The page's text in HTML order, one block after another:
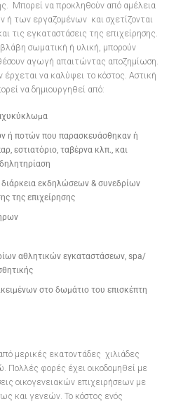
Μπορεί να προκληθούν από αμέλεια
ή των εργαζομένων και σχετίζονται
τις εγκαταστάσεις της επιχείρησης.
σωματική ή υλική, μπορούν
αγωγή απαιτώντας αποζημίωση.
έρχεται να καλύψει το κόστος. Αστική
να δημιουργηθεί από:
ή ποτών που παρασκευάσθηκαν ή
εστιατόριο, ταβέρνα κλπ., και
διάρκεια εκδηλώσεων & συνεδρίων
της επιχείρησης
αθλητικών εγκαταστάσεων, spa/
στο δωμάτιο του επισκέπτη
μερικές εκατοντάδες χιλιάδες
Πολλές φορές έχει οικοδομηθεί με
οικογενειακών επιχειρήσεων με
και γενεών. Το κόστος ενός